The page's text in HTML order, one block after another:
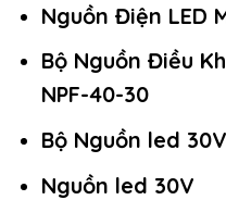
Nguồn Điện LED
Bộ Nguồn Điều
NPF-40-30
Bộ Nguồn led 30V
Nguồn led 30V